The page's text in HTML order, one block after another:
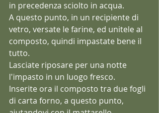
in precedenza sciolto in acqua.
A questo punto, in un recipiente di
vetro, versate le farine, ed unitele al
composto, quindi impastate bene il
tutto.
Lasciate riposare per una notte
l'impasto in un luogo fresco.
Inserite ora il composto tra due fogli
di carta forno, a questo punto,